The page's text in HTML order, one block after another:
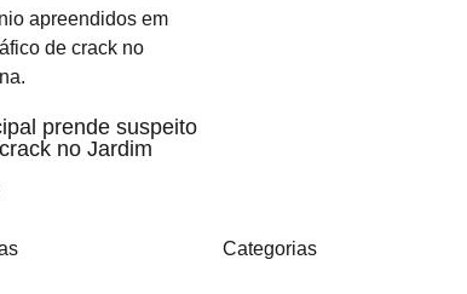
prende suspeito
no Jardim
Categorias